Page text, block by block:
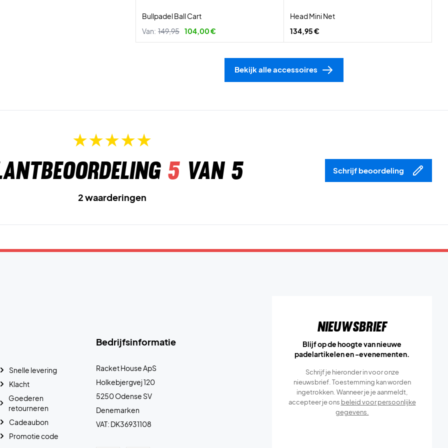
Bullpadel Ball Cart
Van: 149,95 104,00 €
Head Mini Net
134,95 €
Bekijk alle accessoires
5van 5 Schrijf beoordeling
2 waarderingen
Bedrijfsinformatie
Racket House ApS
Holkebjergvej 120
5250 Odense SV
Denemarken
VAT: DK36931108
Snelle levering
Klacht
Goederen
retourneren
Cadeaubon
Promotie code
Nieuwsbrief
Blijf op de hoogte van nieuwe
padelartikelen en -evenementen.
Schrijf je hieronder in voor onze
nieuwsbrief. Toestemming kan worden
ingetrokken. Wanneer je je aanmeldt,
accepteer je ons beleid voor persoonlijke
gegevens.